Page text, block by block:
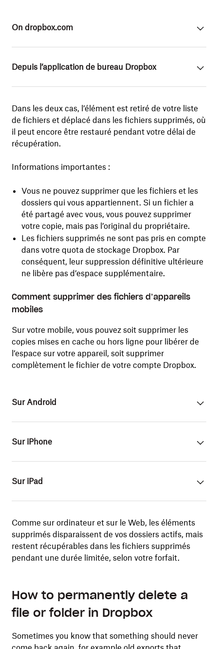
On dropbox.com
Depuis l’application de bureau Dropbox
Dans les deux cas, l’élément est retiré de votre liste
de fichiers et déplacé dans les fichiers supprimés, où
il peut encore être restauré pendant votre délai de
récupération.
Informations importantes :
Vous ne pouvez supprimer que les fichiers et les
dossiers qui vous appartiennent. Si un fichier a
été partagé avec vous, vous pouvez supprimer
votre copie, mais pas l’original du propriétaire.
Les fichiers supprimés ne sont pas pris en compte
dans votre quota de stockage Dropbox. Par
conséquent, leur suppression définitive ultérieure
ne libère pas d’espace supplémentaire.
Comment supprimer des fichiers d’appareils
mobiles
Sur votre mobile, vous pouvez soit supprimer les
copies mises en cache ou hors ligne pour libérer de
l’espace sur votre appareil, soit supprimer
complètement le fichier de votre compte Dropbox.
Sur Android
Sur iPhone
Sur iPad
Comme sur ordinateur et sur le Web, les éléments
supprimés disparaissent de vos dossiers actifs, mais
restent récupérables dans les fichiers supprimés
pendant une durée limitée, selon votre forfait.
How to permanently delete a
file or folder in Dropbox
Sometimes you know that something should never